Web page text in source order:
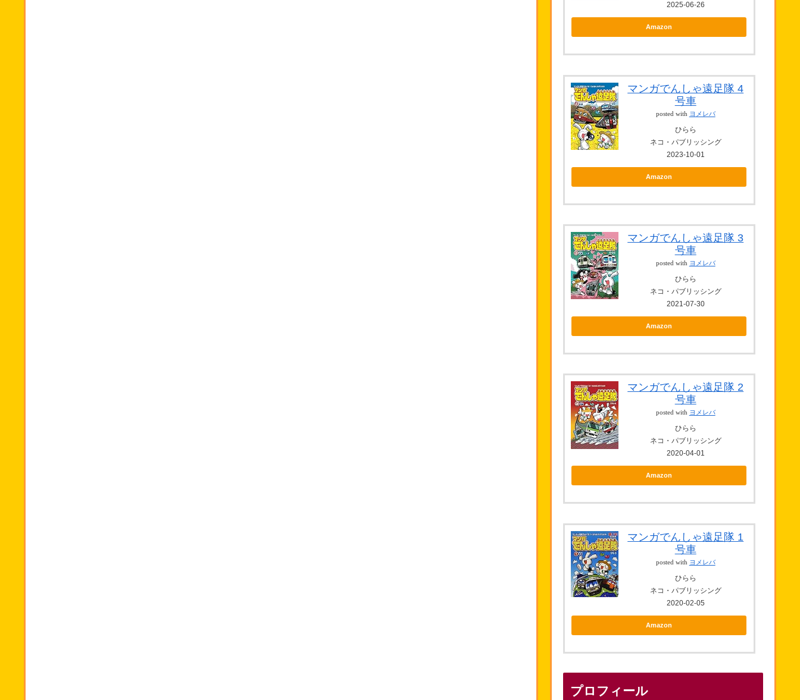
2025-06-26
Amazon
マンガでんしゃ遠足隊 4
号車
posted with ヨメレバ
ひらら
ネコ・パブリッシング
2023-10-01
Amazon
マンガでんしゃ遠足隊 3
号車
posted with ヨメレバ
ひらら
ネコ・パブリッシング
2021-07-30
Amazon
マンガでんしゃ遠足隊 2
号車
posted with ヨメレバ
ひらら
ネコ・パブリッシング
2020-04-01
Amazon
マンガでんしゃ遠足隊 1
号車
posted with ヨメレバ
ひらら
ネコ・パブリッシング
2020-02-05
Amazon
プロフィール